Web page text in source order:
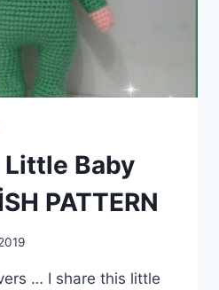
Baby
PATTERN
… I share this little